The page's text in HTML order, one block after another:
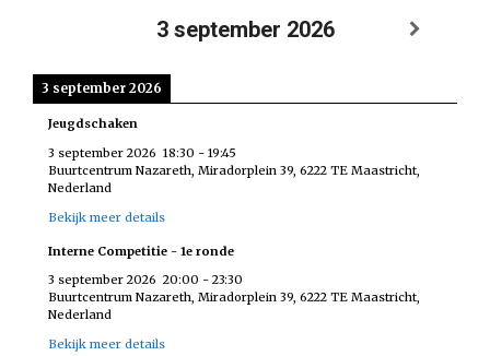
3 september 2026
3 september 2026
Jeugdschaken
3 september 2026 18:30 - 19:45
Buurtcentrum Nazareth, Miradorplein 39, 6222 TE Maastricht,
Nederland
Bekijk meer details
Interne Competitie - 1e ronde
3 september 2026 20:00 - 23:30
Buurtcentrum Nazareth, Miradorplein 39, 6222 TE Maastricht,
Nederland
Bekijk meer details